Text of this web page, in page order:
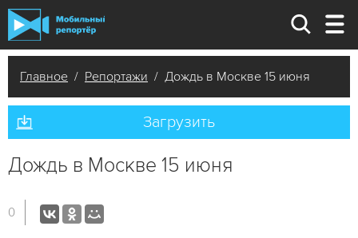
Главное / Репортажи / Дождь в Москве 15 июня
Загрузить
Дождь в Москве 15 июня
0